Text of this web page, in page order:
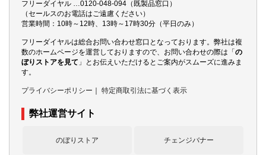
フリーダイヤル …0120-048-094（既製品窓口）
（セールスのお電話はご遠慮ください）
営業時間：10時～12時、13時～17時30分（平日のみ）
フリーダイヤルは総合お問い合わせ窓口となっております。弊社は複
数のホームページを運営しておりますので、お問い合わせの際は「 の
ぼりストアを見て 」とお伝えいただけるとご案内がスムーズに進みま
す。
プライバシーポリシー 特定商取引法に基づく表示
弊社運営サイト
のぼりストア チェンジバナー